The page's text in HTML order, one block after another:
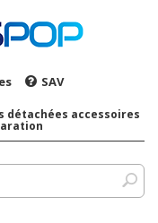
SAV
détachées accessoires